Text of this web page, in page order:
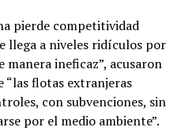
pierde competitividad
llega a niveles ridículos por
manera ineficaz”, acusaron
“las flotas extranjeras
con subvenciones, sin
por el medio ambiente”.